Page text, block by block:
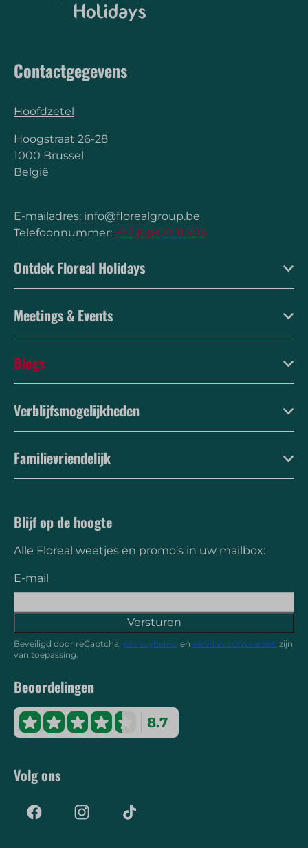
Contactgegevens
Hoofdzetel
Hoogstraat 26-28
1000 Brussel
België
E-mailadres: info@florealgroup.be
Telefoonnummer: +32 (0)800 11 505
Ontdek Floreal Holidays
Meetings & Events
Blogs
Verblijfsmogelijkheden
Familievriendelijk
Blijf op de hoogte
Alle Floreal weetjes en promo’s in uw mailbox:
E-mail
Versturen
Beveiligd door reCaptcha, privacybeleid en servicevoorwaarden zijn
van toepassing.
Beoordelingen
8.7
Volg ons